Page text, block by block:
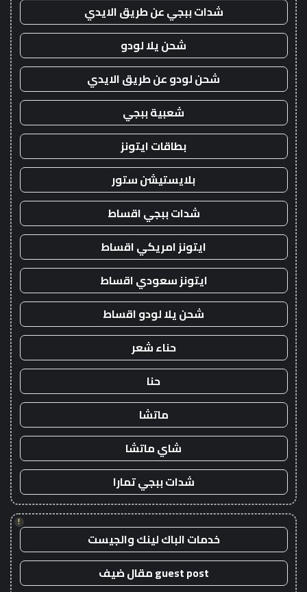
شدات ببجي عن طريق الايدي
شحن يلا لودو
شحن لودو عن طريق الايدي
شعبية ببجي
بطاقات ايتونز
بلايستيشن ستور
شدات ببجي اقساط
ايتونز امريكي اقساط
ايتونز سعودي اقساط
شحن يلا لودو اقساط
حناء شعر
حنا
ماتشا
شاي ماتشا
شدات ببجي تمارا
!
خدمات الباك لينك والجيست
guest post مقال ضيف